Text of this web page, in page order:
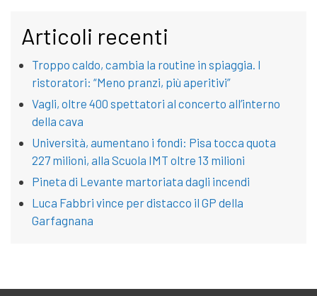
Articoli recenti
Troppo caldo, cambia la routine in spiaggia. I
ristoratori: “Meno pranzi, più aperitivi”
Vagli, oltre 400 spettatori al concerto all’interno
della cava
Università, aumentano i fondi: Pisa tocca quota
227 milioni, alla Scuola IMT oltre 13 milioni
Pineta di Levante martoriata dagli incendi
Luca Fabbri vince per distacco il GP della
Garfagnana